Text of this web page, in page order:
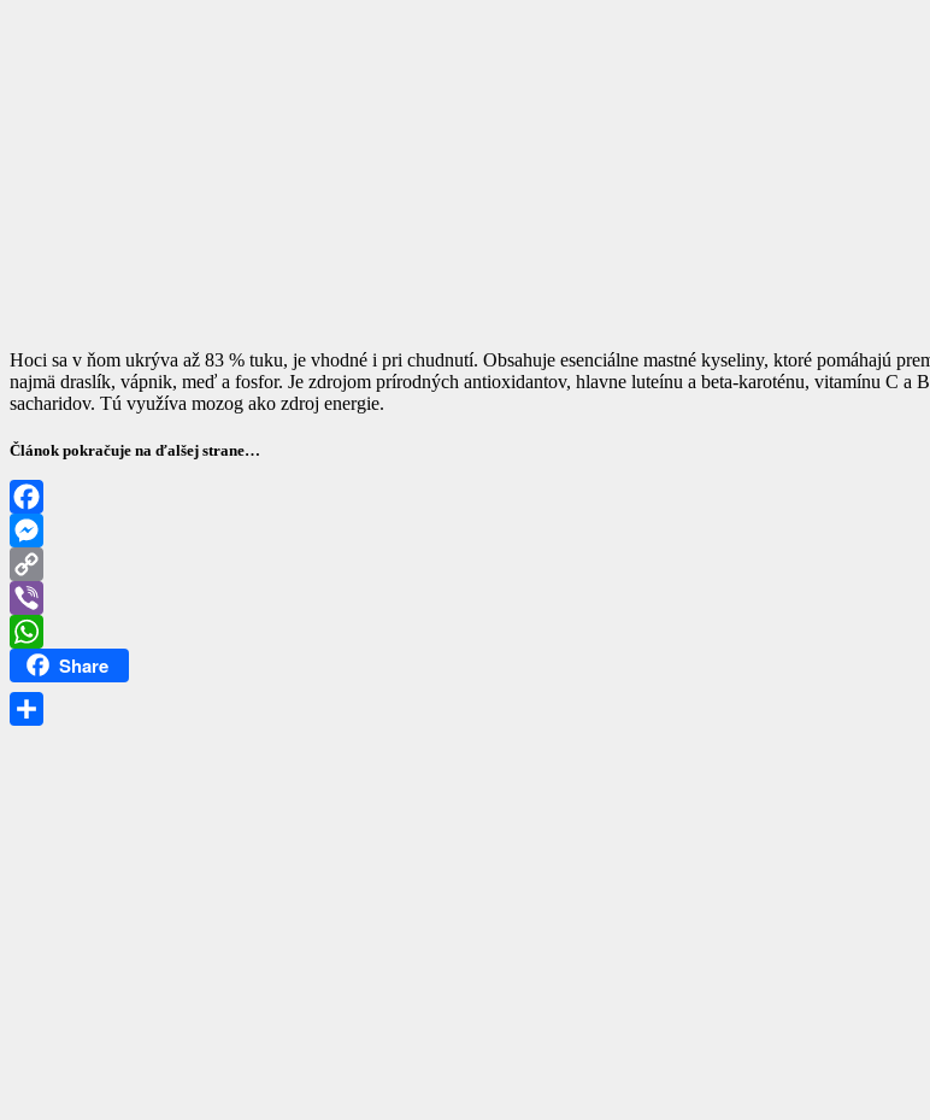
Hoci sa v ňom ukrýva až 83 % tuku, je vhodné i pri chudnutí. Obsahuje esenciálne mastné kyseliny, ktoré pomáhajú
najmä draslík, vápnik, meď a fosfor. Je zdrojom prírodných antioxidantov, hlavne luteínu a beta-karoténu, vitamínu C
sacharidov. Tú využíva mozog ako zdroj energie.
Článok pokračuje na ďalšej strane…
Facebook
Messenger
Copy
Link
Viber
WhatsAppShare